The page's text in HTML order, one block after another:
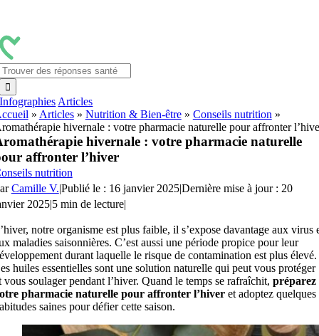
contenu
Infographies Articles
» Articles» Nutrition & Bien-être» Conseils nutrition »
hivernale : votre pharmacie naturelle pour affronter
hivernale : votre pharmacie naturelle
affronter l’hiver
nutrition
Camille V.|Publié le : 16 janvier 2025|Dernière mise à jour : 20
2025|5 min de lecture|
notre organisme est plus faible, il s’expose davantage aux virus
maladies saisonnières. C’est aussi une période propice pour leur
durant laquelle le risque de contamination est plus élevé.
huiles essentielles sont une solution naturelle qui peut vous protéger
vous soulager pendant l’hiver. Quand le temps se rafraîchit, préparez
pharmacie naturelle pour affronter l’hiveret adoptez quelques
saines pour défier cette saison.